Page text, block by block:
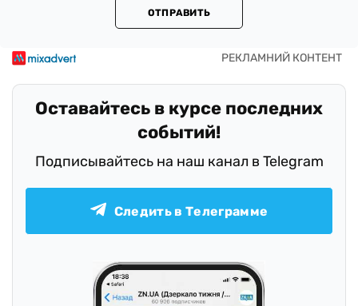
ОТПРАВИТЬ
Оставайтесь в курсе последних
событий!
Подписывайтесь на наш канал в Telegram
Следить в Телеграмме